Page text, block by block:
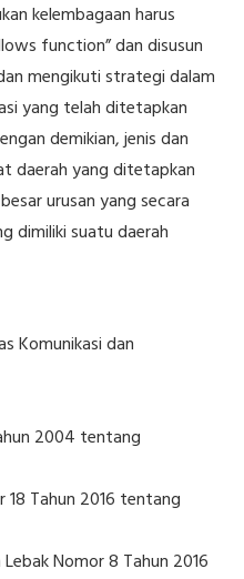
kelembagaan harus
function” dan disusun
mengikuti strategi dalam
yang telah ditetapkan
demikian, jenis dan
daerah yang ditetapkan
urusan yang secara
dimiliki suatu daerah
Komunikasi dan
2004 tentang
18 Tahun 2016 tentang
Nomor 8 Tahun 2016